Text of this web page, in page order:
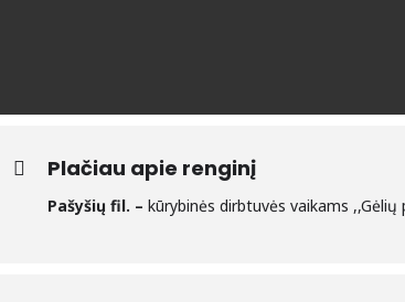
Plačiau apie renginį
Pašyšių fil. – kūrybinės dirbtuvės vaikams ,,Gėlių